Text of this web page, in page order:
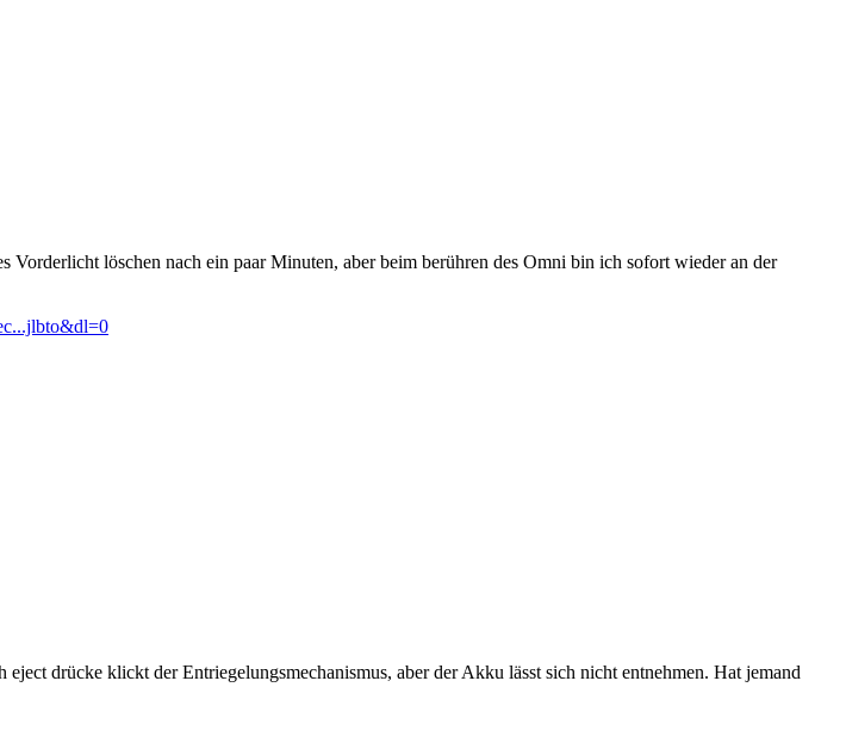
löschen nach ein paar Minuten, aber beim berühren des Omni bin ich sofort wieder an der
drücke klickt der Entriegelungsmechanismus, aber der Akku lässt sich nicht entnehmen. Hat jemand